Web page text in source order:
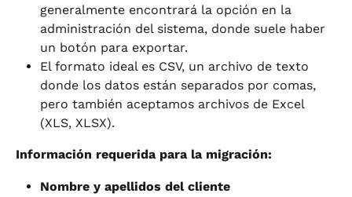
generalmente encontrará la opción en la
administración del sistema, donde suele haber
un botón para exportar.
El formato ideal es CSV, un archivo de texto
donde los datos están separados por comas,
pero también aceptamos archivos de Excel
(XLS, XLSX).
Información requerida para la migración:
Nombre y apellidos del cliente